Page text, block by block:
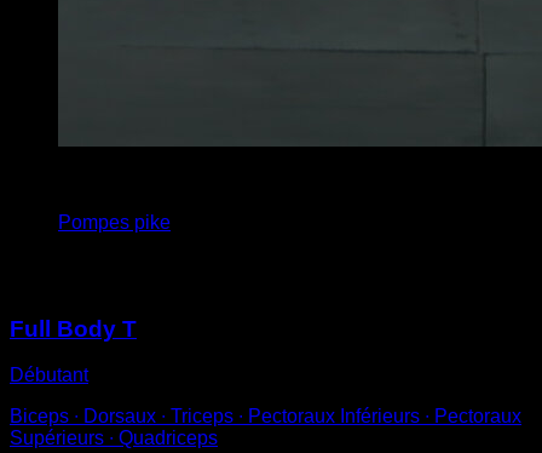
Pompes pike
Full Body T
Débutant
Biceps ∙ Dorsaux ∙ Triceps ∙ Pectoraux Inférieurs ∙ Pectoraux
Supérieurs ∙ Quadriceps